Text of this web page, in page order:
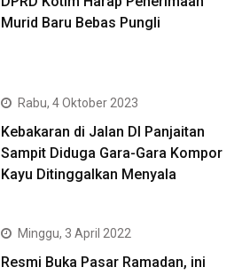
Murid Baru Bebas Pungli
Rabu, 4 Oktober 2023
Kebakaran di Jalan DI Panjaitan
Sampit Diduga Gara-Gara Kompor
Kayu Ditinggalkan Menyala
Minggu, 3 April 2022
Resmi Buka Pasar Ramadan, ini